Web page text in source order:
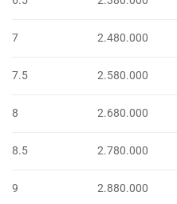
7 2.480.000
7.5 2.580.000
8 2.680.000
8.5 2.780.000
9 2.880.000